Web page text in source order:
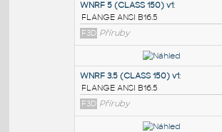
SORF 1.5 (CLASS 150)
FLANGE ANSI B16.5
F3D Příruby
WNRF 5 (CLASS 150) v1